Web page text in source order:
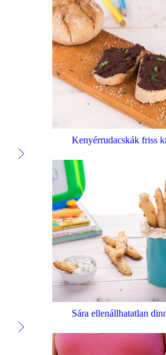
Kenyérrudacskák friss
Sára ellenállhatatlan